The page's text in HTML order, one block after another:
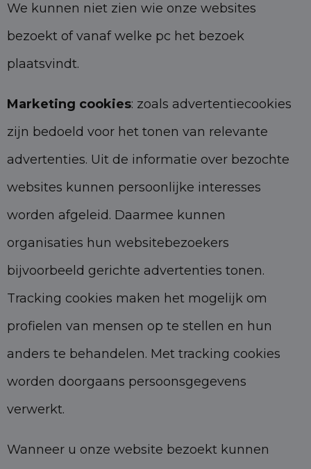
We kunnen niet zien wie onze websites
bezoekt of vanaf welke pc het bezoek
plaatsvindt.
Marketing cookies: zoals advertentiecookies
zijn bedoeld voor het tonen van relevante
advertenties. Uit de informatie over bezochte
websites kunnen persoonlijke interesses
worden afgeleid. Daarmee kunnen
organisaties hun websitebezoekers
bijvoorbeeld gerichte advertenties tonen.
Tracking cookies maken het mogelijk om
profielen van mensen op te stellen en hun
anders te behandelen. Met tracking cookies
worden doorgaans persoonsgegevens
verwerkt.
Wanneer u onze website bezoekt kunnen